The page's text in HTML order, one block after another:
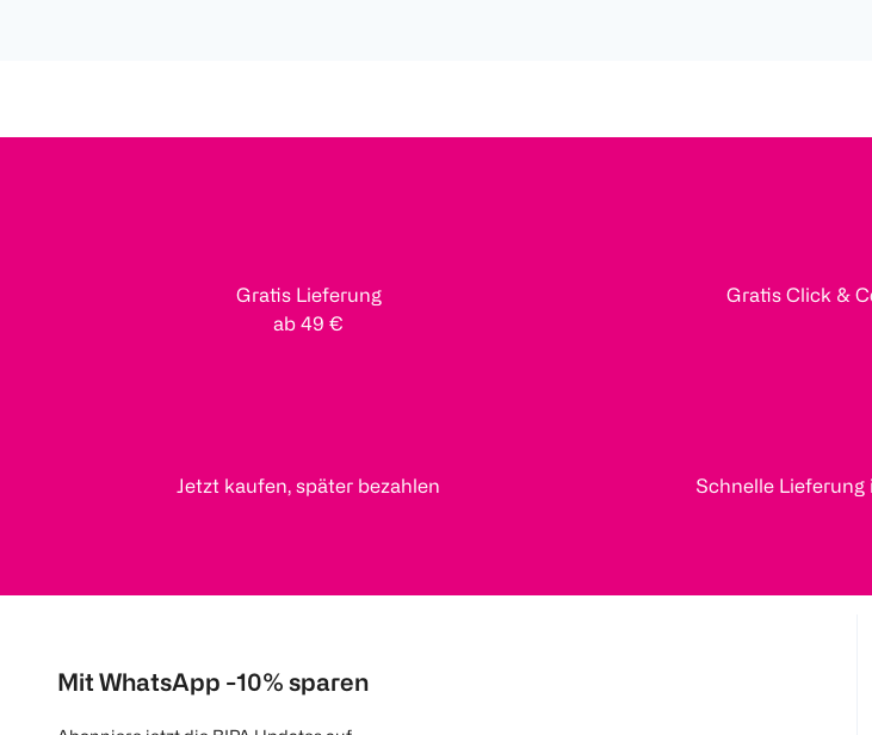
Gratis Lieferung
ab 49 €
Gratis Click &
Jetzt kaufen, später bezahlen Schnelle Lieferung
Mit WhatsApp -10% sparen